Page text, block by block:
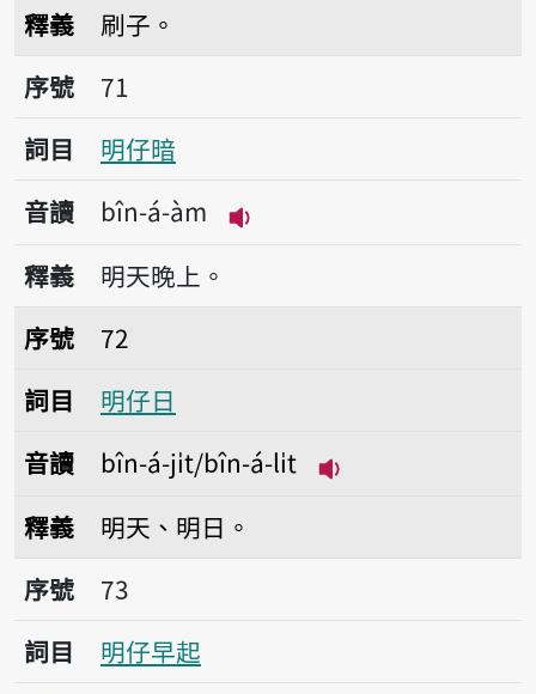
釋義
刷子。
序號71明仔暗
序號
71
詞目
明仔暗
音讀
bîn-á-àm
播放音讀bîn-á-àm
釋義
明天晚上。
序號72明仔日
序號
72
詞目
明仔日
音讀
bîn-á-ji̍t/bîn-á-li̍t
釋義
明天、明日。
序號73明仔早起
序號
73
詞目
明仔早起